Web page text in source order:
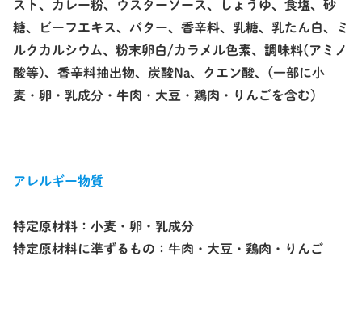
スト、カレー粉、ウスターソース、しょうゆ、食塩、砂
糖、ビーフエキス、バター、香辛料、乳糖、乳たん白、ミ
ルクカルシウム、粉末卵白/カラメル色素、調味料(アミノ
酸等)、香辛料抽出物、炭酸Na、クエン酸、(一部に小
麦・卵・乳成分・牛肉・大豆・鶏肉・りんごを含む)
アレルギー物質
特定原材料：小麦・卵・乳成分
特定原材料に準ずるもの：牛肉・大豆・鶏肉・りんご